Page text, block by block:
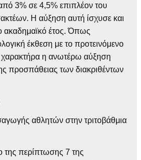
3% σε 4,5% επιπλέον του
Η αύξηση αυτή ίσχυσε και
ακαδημαϊκό έτος. Όπως
έκθεση με το προτεινόμενο
η ανωτέρω αύξηση
προσπάθειας των διακριθέντων
αθλητών στην τριτοβάθμια
της περίπτωσης 7 της